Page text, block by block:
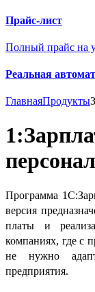
Прайс-лист
Полный прайс на
Реальная
ГлавнаяПродукты
Программа
версия
платы и
компаниях, где с
не нужно
предприятия.